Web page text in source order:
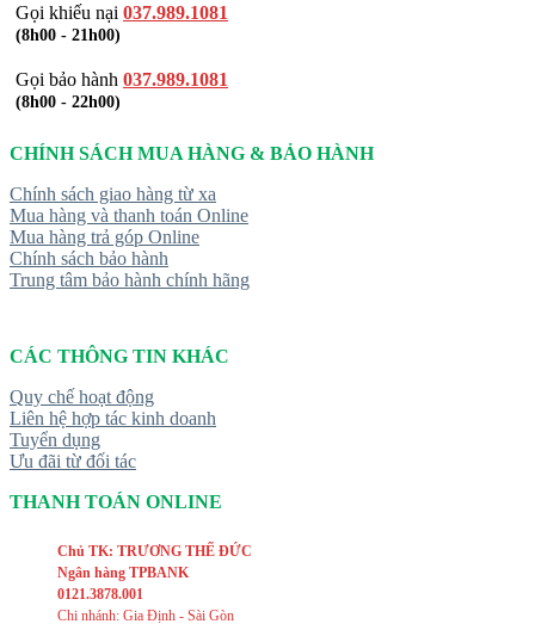
Gọi khiếu nại 037.989.1081
(8h00 - 21h00)
Gọi bảo hành 037.989.1081
(8h00 - 22h00)
CHÍNH SÁCH MUA HÀNG & BẢO HÀNH
Chính sách giao hàng từ xa
Mua hàng và thanh toán Online
Mua hàng trả góp Online
Chính sách bảo hành
Trung tâm bảo hành chính hãng
CÁC THÔNG TIN KHÁC
Quy chế hoạt động
Liên hệ hợp tác kinh doanh
Tuyển dụng
Ưu đãi từ đối tác
THANH TOÁN ONLINE
Chủ TK: TRƯƠNG THẾ ĐỨC
Ngân hàng TPBANK
0121.3878.001
Chi nhánh: Gia Định - Sài Gòn